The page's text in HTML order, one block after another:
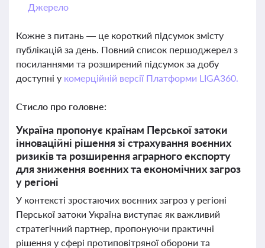
Джерело
Кожне з питань — це короткий підсумок змісту
публікацій за день. Повний список першоджерел з
посиланнями та розширений підсумок за добу
доступні у комерційній версії Платформи LIGA360.
Стисло про головне:
Україна пропонує країнам Перської затоки
інноваційні рішення зі страхування воєнних
ризиків та розширення аграрного експорту
для зниження воєнних та економічних загроз
у регіоні
У контексті зростаючих воєнних загроз у регіоні
Перської затоки Україна виступає як важливий
стратегічний партнер, пропонуючи практичні
рішення у сфері протиповітряної оборони та